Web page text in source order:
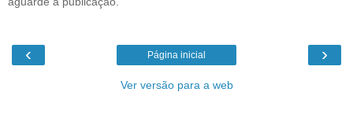
‹ ›
Página inicial
Ver versão para a web